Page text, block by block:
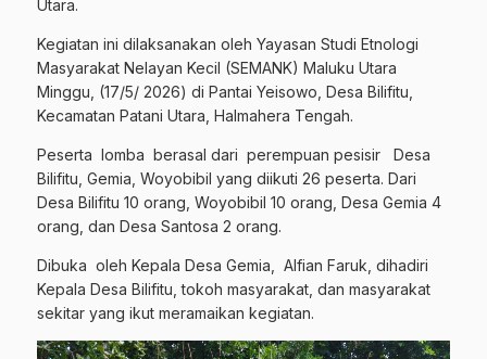
Utara.
Kegiatan ini dilaksanakan oleh Yayasan Studi Etnologi
Masyarakat Nelayan Kecil (SEMANK) Maluku Utara
Minggu, (17/5/ 2026) di Pantai Yeisowo, Desa Bilifitu,
Kecamatan Patani Utara, Halmahera Tengah.
Peserta lomba berasal dari perempuan pesisir Desa
Bilifitu, Gemia, Woyobibil yang diikuti 26 peserta. Dari
Desa Bilifitu 10 orang, Woyobibil 10 orang, Desa Gemia 4
orang, dan Desa Santosa 2 orang.
Dibuka oleh Kepala Desa Gemia, Alfian Faruk, dihadiri
Kepala Desa Bilifitu, tokoh masyarakat, dan masyarakat
sekitar yang ikut meramaikan kegiatan.